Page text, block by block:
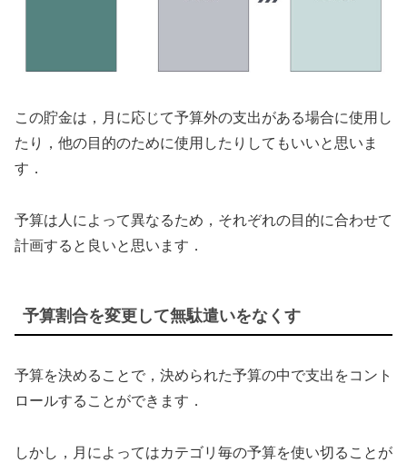
この貯金は，月に応じて予算外の支出がある場合に使用し
たり，他の目的のために使用したりしてもいいと思いま
す．
予算は人によって異なるため，それぞれの目的に合わせて
計画すると良いと思います．
予算割合を変更して無駄遣いをなくす
予算を決めることで，決められた予算の中で支出をコント
ロールすることができます．
しかし，月によってはカテゴリ毎の予算を使い切ることが